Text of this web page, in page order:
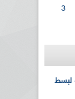
3
الإذاعة الجزائرية تحي الذكرى 59 لبسط